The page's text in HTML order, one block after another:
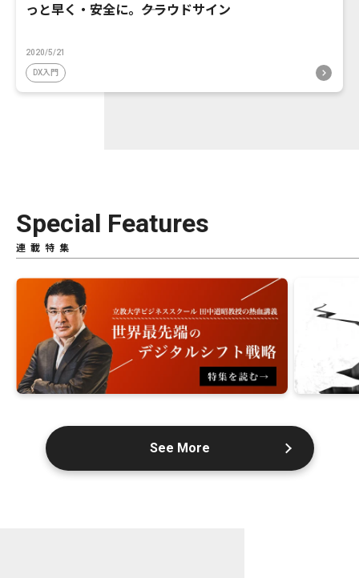
っと早く・安全に。――クラウドサイン
2020/5/21
DX入門
Special Features
連載特集
See More